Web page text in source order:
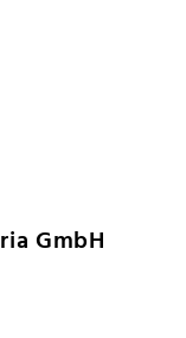
GmbH